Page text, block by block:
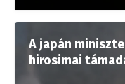
A japán
hirosimai